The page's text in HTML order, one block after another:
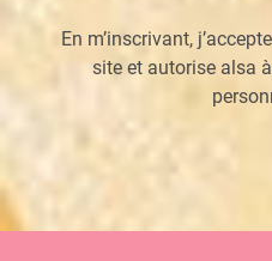
En m’inscrivant,
site et autorise alsa